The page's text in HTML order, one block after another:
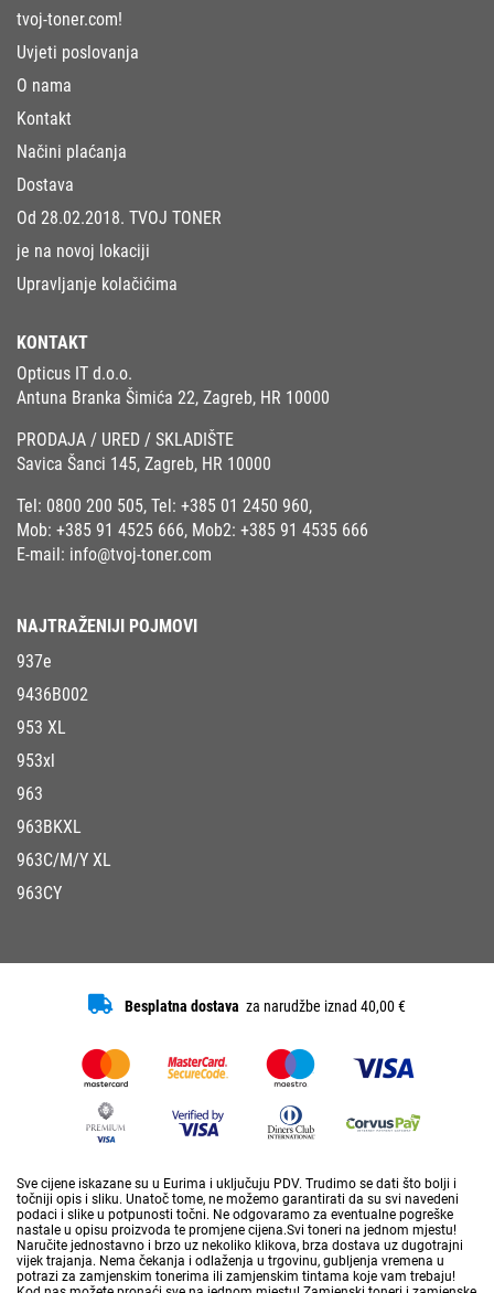
tvoj-toner.com!
Uvjeti poslovanja
O nama
Kontakt
Načini plaćanja
Dostava
Od 28.02.2018. TVOJ TONER
je na novoj lokaciji
Upravljanje kolačićima
KONTAKT
Opticus IT d.o.o.
Antuna Branka Šimića 22, Zagreb, HR 10000
PRODAJA / URED / SKLADIŠTE
Savica Šanci 145, Zagreb, HR 10000
Tel: 0800 200 505, Tel: +385 01 2450 960,
Mob: +385 91 4525 666, Mob2: +385 91 4535 666
E-mail: info@tvoj-toner.com
NAJTRAŽENIJI POJMOVI
937e
9436B002
953 XL
953xl
963
963BKXL
963C/M/Y XL
963CY
Besplatna dostava za narudžbe iznad 40,00 €
Sve cijene iskazane su u Eurima i uključuju PDV. Trudimo se dati što bolji i
točniji opis i sliku. Unatoč tome, ne možemo garantirati da su svi navedeni
podaci i slike u potpunosti točni. Ne odgovaramo za eventualne pogreške
nastale u opisu proizvoda te promjene cijena.Svi toneri na jednom mjestu!
Naručite jednostavno i brzo uz nekoliko klikova, brza dostava uz dugotrajni
vijek trajanja. Nema čekanja i odlaženja u trgovinu, gubljenja vremena u
potrazi za zamjenskim tonerima ili zamjenskim tintama koje vam trebaju!